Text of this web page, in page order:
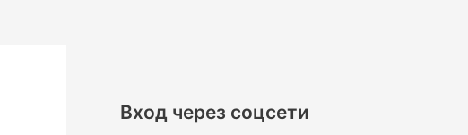
Вход через соцсети